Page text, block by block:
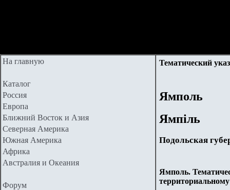
На главную
Каталог
Россия
Европа
Ближний Восток и Азия
Северная Америка
Южная Америка
Африка
Австралия и Океания
Форум
Тематический
Ямполь
Ямпіль
Подольская
Ямполь.